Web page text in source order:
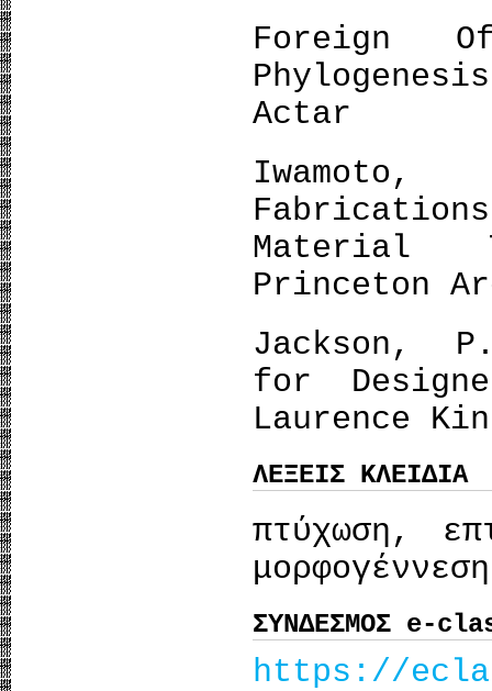
Foreign
Actar
Material
Princeton
Jackson,
for
Laurence
ΛΕΞΕΙΣ ΚΛΕΙΔΙΑ
πτύχωση,
μορφογέννεση
ΣΥΝΔΕΣΜΟΣ e-
https://